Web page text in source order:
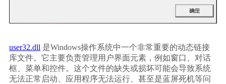
user32.dll 是Windows操作系统中一个非常重要的动态链接
库文件。它主要负责管理用户界面元素，例如窗口、对话
框、菜单和控件。这个文件的缺失或损坏可能会导致系统
无法正常启动、应用程序无法运行、甚至是蓝屏死机等问